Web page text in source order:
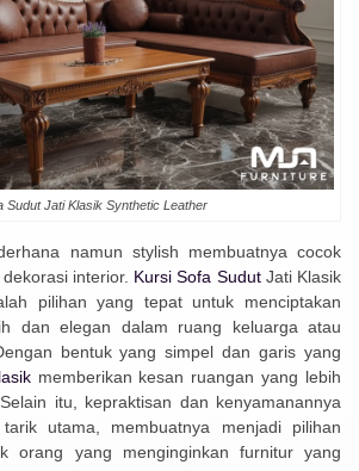
Sudut Jati Klasik Synthetic Leather
namun stylish membuatnya cocok
interior. Kursi Sofa SudutJati Klasik
pilihan yang tepat untuk menciptakan
dan elegan dalam ruang keluarga atau
bentuk yang simpel dan garis yang
memberikan kesan ruangan yang lebih
itu, kepraktisan dan kenyamanannya
utama, membuatnya menjadi pilihan
orang yang menginginkan furnitur yang